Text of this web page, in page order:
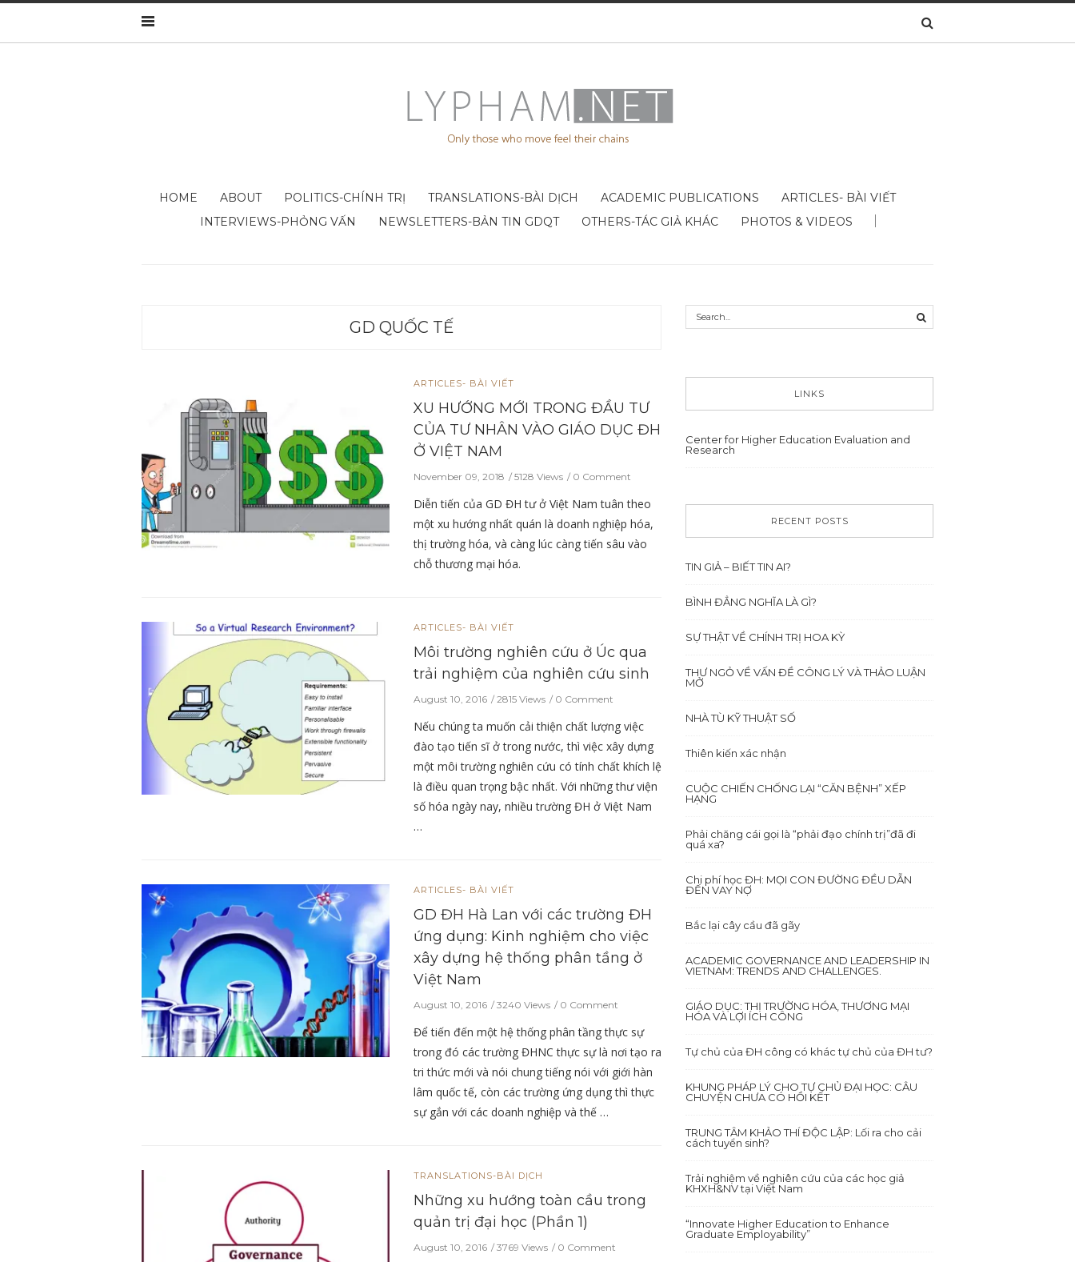
HOME ABOUT POLITICS-CHÍNH TRỊ TRANSLATIONS-BÀI DỊCH ACADEMIC PUBLICATIONS
ARTICLES- BÀI VIẾT
INTERVIEWS-PHỎNG VẤN
NEWSLETTERS-BẢN TIN GDQT OTHERS-TÁC GIẢ KHÁC PHOTOS & VIDEOS
GD QUỐC TẾ
ARTICLES- BÀI VIẾT
XU HƯỚNG MỚI TRONG ĐẦU TƯ
CỦA TƯ NHÂN VÀO GIÁO DỤC ĐH
Ở VIỆT NAM
November 09, 2018 5128 Views 0 Comment
Diễn tiến của GD ĐH tư ở Việt Nam tuân theo
một xu hướng nhất quán là doanh nghiệp hóa,
thị trường hóa, và càng lúc càng tiến sâu vào
chỗ thương mại hóa.
ARTICLES- BÀI VIẾT
Môi trường nghiên cứu ở Úc qua
trải nghiệm của nghiên cứu sinh
August 10, 2016 2815 Views 0 Comment
Nếu chúng ta muốn cải thiện chất lượng việc
đào tạo tiến sĩ ở trong nước, thì việc xây dựng
một môi trường nghiên cứu có tính chất khích lệ
là điều quan trọng bậc nhất. Với những thư viện
số hóa ngày nay, nhiều trường ĐH ở Việt Nam
…
ARTICLES- BÀI VIẾT
GD ĐH Hà Lan với các trường ĐH
ứng dụng: Kinh nghiệm cho việc
xây dựng hệ thống phân tầng ở
Việt Nam
August 10, 2016 3240 Views 0 Comment
Để tiến đến một hệ thống phân tầng thực sự
trong đó các trường ĐHNC thực sự là nơi tạo ra
tri thức mới và nói chung tiếng nói với giới hàn
lâm quốc tế, còn các trường ứng dụng thì thực
sự gắn với các doanh nghiệp và thế …
TRANSLATIONS-BÀI DỊCH
Những xu hướng toàn cầu trong
quản trị đại học (Phần 1)
August 10, 2016 3769 Views 0 Comment
LINKS
Center for Higher Education Evaluation and
Research
RECENT POSTS
TIN GIẢ – BIẾT TIN AI?
BÌNH ĐẲNG NGHĨA LÀ GÌ?
SỰ THẬT VỀ CHÍNH TRỊ HOA KỲ
THƯ NGỎ VỀ VẤN ĐỀ CÔNG LÝ VÀ THẢO LUẬN
MỞ
NHÀ TÙ KỸ THUẬT SỐ
Thiên kiến xác nhận
CUỘC CHIẾN CHỐNG LẠI “CĂN BỆNH” XẾP
HẠNG
Phải chăng cái gọi là “phải đạo chính trị”đã đi
quá xa?
Chi phí học ĐH: MỌI CON ĐƯỜNG ĐỀU DẪN
ĐẾN VAY NỢ
Bắc lại cây cầu đã gãy
ACADEMIC GOVERNANCE AND LEADERSHIP IN
VIETNAM: TRENDS AND CHALLENGES.
GIÁO DỤC: THỊ TRƯỜNG HÓA, THƯƠNG MẠI
HÓA VÀ LỢI ÍCH CÔNG
Tự chủ của ĐH công có khác tự chủ của ĐH tư?
KHUNG PHÁP LÝ CHO TỰ CHỦ ĐẠI HỌC: CÂU
CHUYỆN CHƯA CÓ HỒI KẾT
TRUNG TÂM KHẢO THÍ ĐỘC LẬP: Lối ra cho cải
cách tuyển sinh?
Trải nghiệm về nghiên cứu của các học giả
KHXH&NV tại Việt Nam
“Innovate Higher Education to Enhance
Graduate Employability”